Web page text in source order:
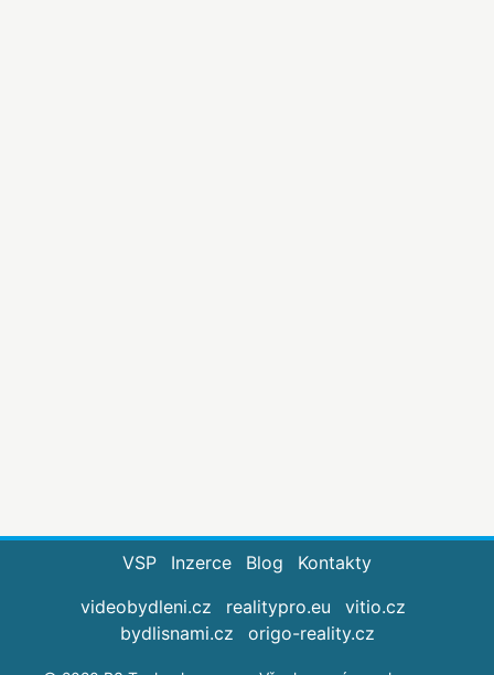
VSP Inzerce Blog
Kontakty
videobydleni.cz
realitypro.eu
vitio.cz
bydlisnami.cz
origo-reality.cz